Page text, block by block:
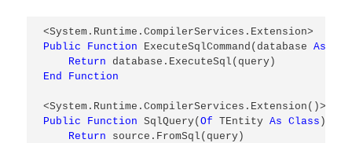
Public
Function ExecuteSqlCommand(database As
Return
End
Function
Public
Function SqlQuery(Of TEntity As Class
Return